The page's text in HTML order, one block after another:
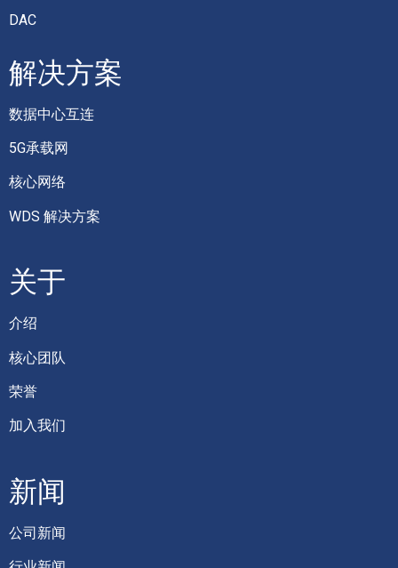
DAC
解决方案
数据中心互连
5G承载网
核心网络
WDS 解决方案
关于
介绍
核心团队
荣誉
加入我们
新闻
公司新闻